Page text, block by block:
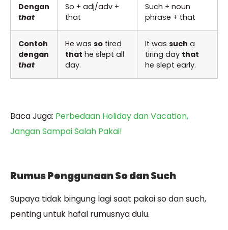
Dengan
that
So + adj/adv +
that
Such + noun
phrase + that
Contoh
dengan
that
He was so tired
that he slept all
day.
It was such a
tiring day that
he slept early.
Baca Juga: Perbedaan Holiday dan Vacation,
Jangan Sampai Salah Pakai!
Rumus Penggunaan So dan Such
Supaya tidak bingung lagi saat pakai so dan such,
penting untuk hafal rumusnya dulu.